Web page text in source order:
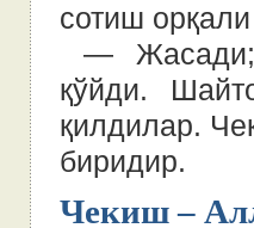
сотиш
— Жасади;
қўйди.
қилдилар.
биридир.
Чекиш –